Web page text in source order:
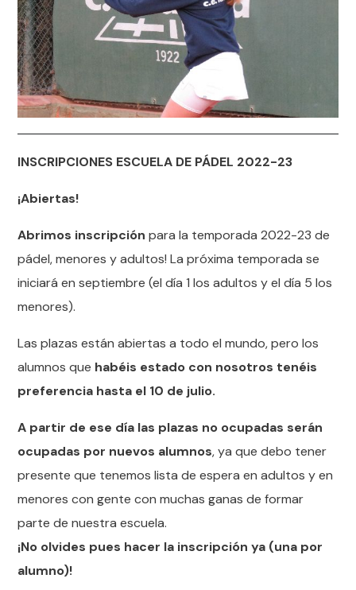
INSCRIPCIONES ESCUELA DE PÁDEL 2022-23
¡Abiertas!
Abrimos inscripción para la temporada 2022-23 de
pádel, menores y adultos! La próxima temporada se
iniciará en septiembre (el día 1 los adultos y el día 5 los
menores).
Las plazas están abiertas a todo el mundo, pero los
alumnos que habéis estado con nosotros tenéis
preferencia hasta el 10 de julio.
A partir de ese día las plazas no ocupadas serán
ocupadas por nuevos alumnos, ya que debo tener
presente que tenemos lista de espera en adultos y en
menores con gente con muchas ganas de formar
parte de nuestra escuela.
¡No olvides pues hacer la inscripción ya (una por
alumno)!